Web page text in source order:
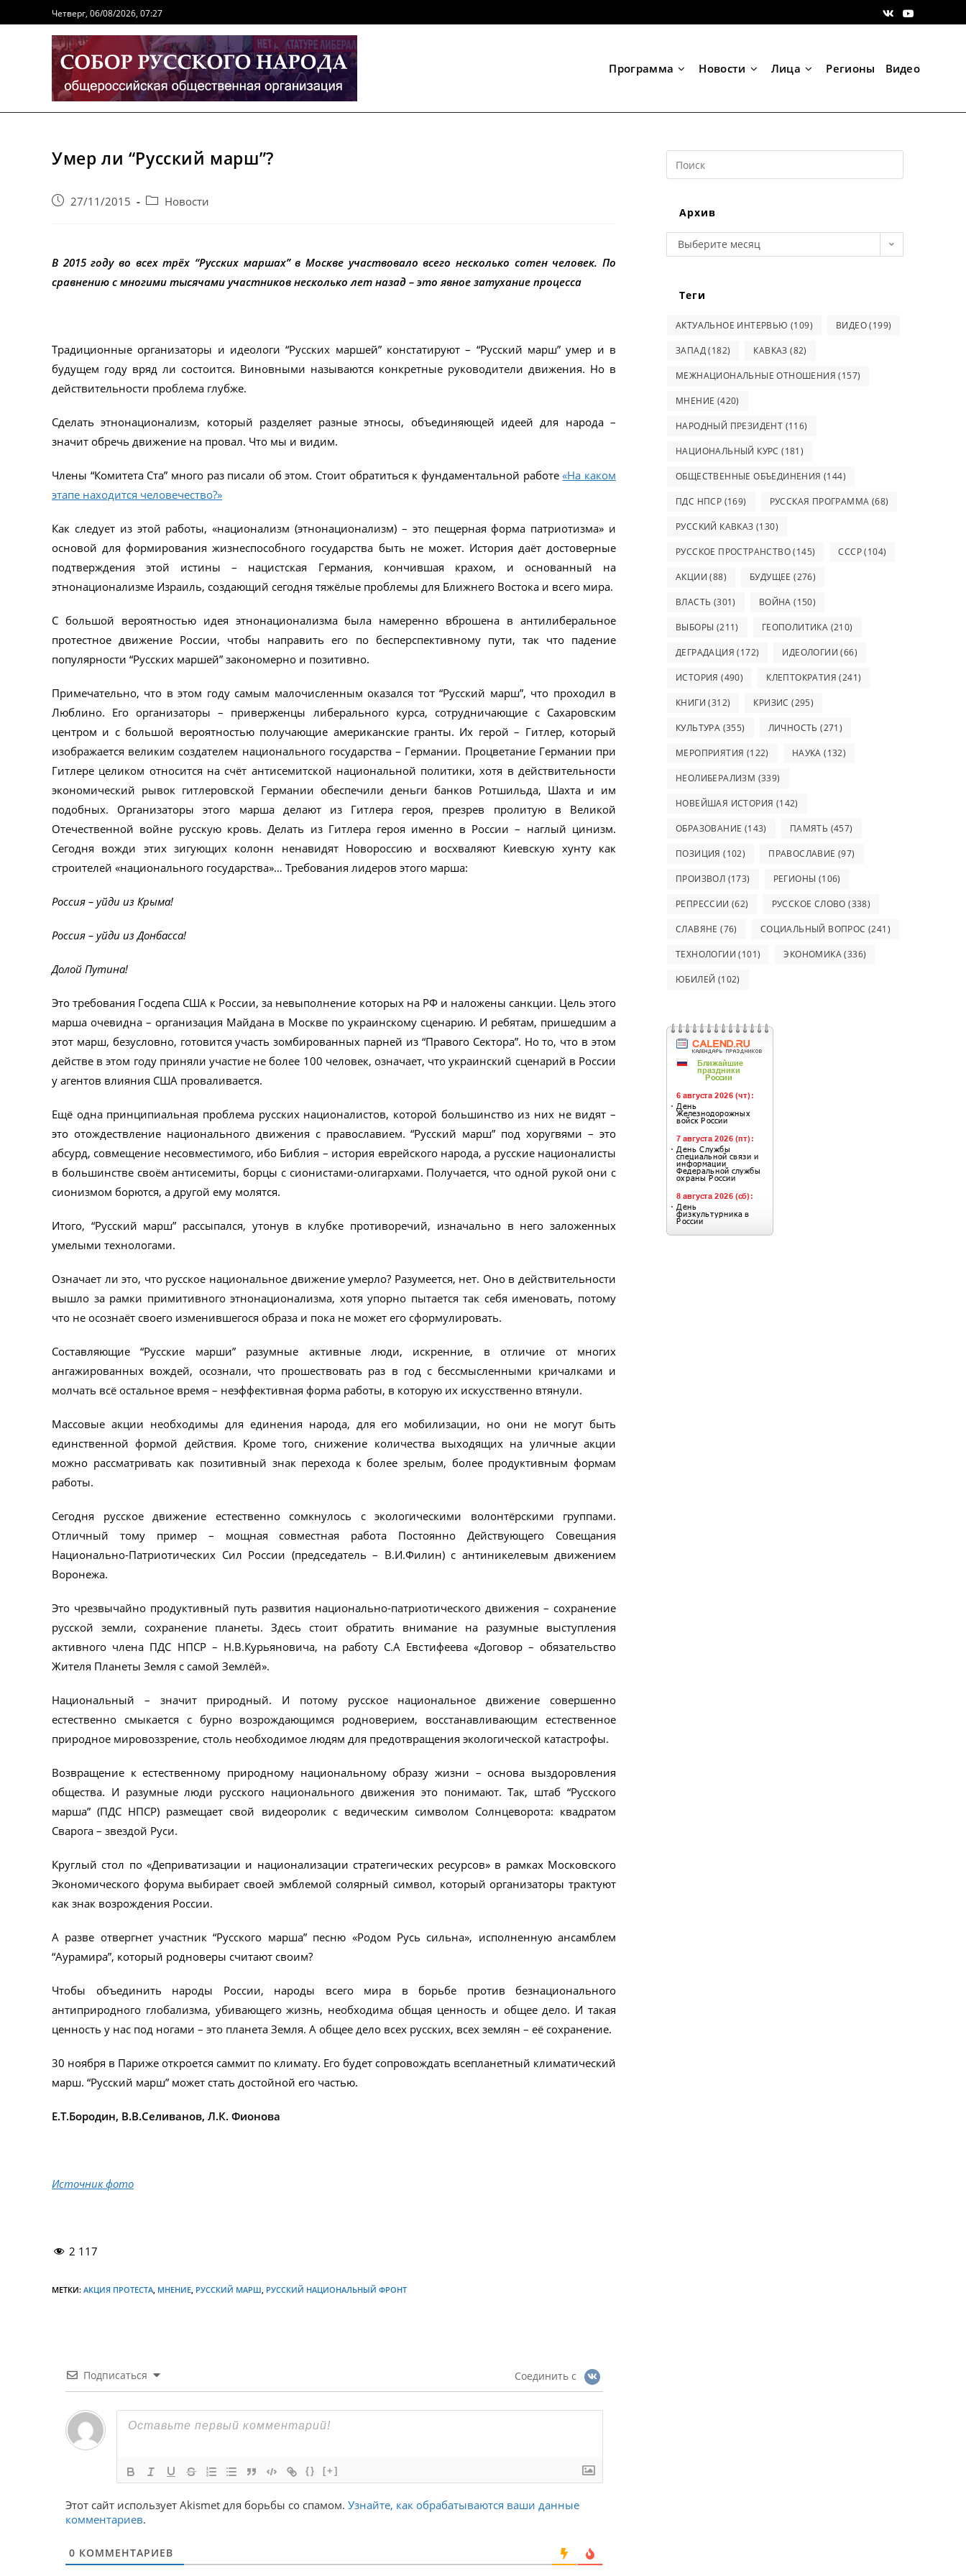
к
содержимому
Четверг, 06/08/2026, 07:27
Программа Новости Лица Регионы Видео
Умер ли “Русский марш”?
Запись27/11/2015
Post Новости
В 2015 году во всех трёх “Русских маршах” в Москве участвовало всего несколько сотен человек. По
сравнению с многими тысячами участников несколько лет назад – это явное затухание процесса
Традиционные организаторы и идеологи “Русских маршей” констатируют – “Русский марш” умер и в
будущем году вряд ли состоится. Виновными называются конкретные руководители движения. Но в
действительности проблема глубже.
Сделать этнонационализм, который разделяет разные этносы, объединяющей идеей для народа –
значит обречь движение на провал. Что мы и видим.
Члены “Комитета Ста” много раз писали об этом. Стоит обратиться к фундаментальной работе«На каком
этапе находится человечество?»
Как следует из этой работы, «национализм (этнонационализм) – это пещерная форма патриотизма» и
основой для формирования жизнеспособного государства быть не может. История даёт достоверные
подтверждения этой истины – нацистская Германия, кончившая крахом, и основанный на
этнонационализме Израиль, создающий сегодня тяжёлые проблемы для Ближнего Востока и всего мира.
С большой вероятностью идея этнонационализма была намеренно вброшена в антилиберальное
протестное движение России, чтобы направить его по бесперспективному пути, так что падение
популярности “Русских маршей” закономерно и позитивно.
Примечательно, что в этом году самым малочисленным оказался тот “Русский марш”, что проходил в
Люблино. Его организаторы – приверженцы либерального курса, сотрудничающие с Сахаровским
центром и с большой вероятностью получающие американские гранты. Их герой – Гитлер, который
изображается великим создателем национального государства – Германии. Процветание Германии при
Гитлере целиком относится на счёт антисемитской национальной политики, хотя в действительности
экономический рывок гитлеровской Германии обеспечили деньги банков Ротшильда, Шахта и им
подобных. Организаторы этого марша делают из Гитлера героя, презрев пролитую в Великой
Отечественной войне русскую кровь. Делать из Гитлера героя именно в России – наглый цинизм.
Сегодня вожди этих зигующих колонн ненавидят Новороссию и восхваляют Киевскую хунту как
строителей «национального государства»… Требования лидеров этого марша:
Россия – уйди из Крыма!
Россия – уйди из Донбасса!
Долой Путина!
Это требования Госдепа США к России, за невыполнение которых на РФ и наложены санкции. Цель этого
марша очевидна – организация Майдана в Москве по украинскому сценарию. И ребятам, пришедшим а
этот марш, безусловно, готовится участь зомбированных парней из “Правого Сектора”. Но то, что в этом
действе в этом году приняли участие не более 100 человек, означает, что украинский сценарий в России
у агентов влияния США проваливается.
Ещё одна принципиальная проблема русских националистов, которой большинство из них не видят –
это отождествление национального движения с православием. “Русский марш” под хоругвями – это
абсурд, совмещение несовместимого, ибо Библия – история еврейского народа, а русские националисты
в большинстве своём антисемиты, борцы с сионистами-олигархами. Получается, что одной рукой они с
сионизмом борются, а другой ему молятся.
Итого, “Русский марш” рассыпался, утонув в клубке противоречий, изначально в него заложенных
умелыми технологами.
Означает ли это, что русское национальное движение умерло? Разумеется, нет. Оно в действительности
вышло за рамки примитивного этнонационализма, хотя упорно пытается так себя именовать, потому
что не осознаёт своего изменившегося образа и пока не может его сформулировать.
Составляющие “Русские марши” разумные активные люди, искренние, в отличие от многих
ангажированных вождей, осознали, что прошествовать раз в год с бессмысленными кричалками и
молчать всё остальное время – неэффективная форма работы, в которую их искусственно втянули.
Массовые акции необходимы для единения народа, для его мобилизации, но они не могут быть
единственной формой действия. Кроме того, снижение количества выходящих на уличные акции
можно рассматривать как позитивный знак перехода к более зрелым, более продуктивным формам
работы.
Сегодня русское движение естественно сомкнулось с экологическими волонтёрскими группами.
Отличный тому пример – мощная совместная работа Постоянно Действующего Совещания
Национально-Патриотических Сил России (председатель – В.И.Филин) с антиникелевым движением
Воронежа.
Это чрезвычайно продуктивный путь развития национально-патриотического движения – сохранение
русской земли, сохранение планеты. Здесь стоит обратить внимание на разумные выступления
активного члена ПДС НПСР – Н.В.Курьяновича, на работу С.А Евстифеева «Договор – обязательство
Жителя Планеты Земля с самой Землёй».
Национальный – значит природный. И потому русское национальное движение совершенно
естественно смыкается с бурно возрождающимся родноверием, восстанавливающим естественное
природное мировоззрение, столь необходимое людям для предотвращения экологической катастрофы.
Возвращение к естественному природному национальному образу жизни – основа выздоровления
общества. И разумные люди русского национального движения это понимают. Так, штаб “Русского
марша” (ПДС НПСР) размещает свой видеоролик с ведическим символом Солнцеворота: квадратом
Сварога – звездой Руси.
Круглый стол по «Деприватизации и национализации стратегических ресурсов» в рамках Московского
Экономического форума выбирает своей эмблемой солярный символ, который организаторы трактуют
как знак возрождения России.
А разве отвергнет участник “Русского марша” песню «Родом Русь сильна», исполненную ансамблем
“Аурамира”, который родноверы считают своим?
Чтобы объединить народы России, народы всего мира в борьбе против безнационального
антиприродного глобализма, убивающего жизнь, необходима общая ценность и общее дело. И такая
ценность у нас под ногами – это планета Земля. А общее дело всех русских, всех землян – её сохранение.
30 ноября в Париже откроется саммит по климату. Его будет сопровождать всепланетный климатический
марш. “Русский марш” может стать достойной его частью.
Е.Т.Бородин, В.В.Селиванов, Л.К. Фионова
Источник фото
2 117
МЕТКИ: АКЦИЯ ПРОТЕСТА, МНЕНИЕ, РУССКИЙ МАРШ, РУССКИЙ НАЦИОНАЛЬНЫЙ ФРОНТ
Подписаться Соединить с
{} [+]
Этот сайт использует Akismet для борьбы со спамом. Узнайте, как обрабатываются ваши данные
комментариев.
0 КОММЕНТАРИЕВ
Search
this
Архив
Архив
Выберите месяц
Теги
АКТУАЛЬНОЕ ИНТЕРВЬЮ (109) ВИДЕО(199)
ЗАПАД(182) КАВКАЗ (82)
МЕЖНАЦИОНАЛЬНЫЕ ОТНОШЕНИЯ (157)
МНЕНИЕ (420)
НАРОДНЫЙ ПРЕЗИДЕНТ (116)
НАЦИОНАЛЬНЫЙ КУРС (181)
ОБЩЕСТВЕННЫЕ ОБЪЕДИНЕНИЯ (144)
ПДС НПСР (169) РУССКАЯ ПРОГРАММА (68)
РУССКИЙ КАВКАЗ (130)
РУССКОЕ ПРОСТРАНСТВО(145) СССР(104)
АКЦИИ (88) БУДУЩЕЕ (276)
ВЛАСТЬ (301) ВОЙНА (150)
ВЫБОРЫ (211) ГЕОПОЛИТИКА (210)
ДЕГРАДАЦИЯ (172) ИДЕОЛОГИИ (66)
ИСТОРИЯ (490) КЛЕПТОКРАТИЯ (241)
КНИГИ (312) КРИЗИС (295)
КУЛЬТУРА (355) ЛИЧНОСТЬ (271)
МЕРОПРИЯТИЯ (122) НАУКА (132)
НЕОЛИБЕРАЛИЗМ (339)
НОВЕЙШАЯ ИСТОРИЯ (142)
ОБРАЗОВАНИЕ (143) ПАМЯТЬ (457)
ПОЗИЦИЯ (102) ПРАВОСЛАВИЕ (97)
ПРОИЗВОЛ (173) РЕГИОНЫ (106)
РЕПРЕССИИ (62) РУССКОЕ СЛОВО (338)
СЛАВЯНЕ (76) СОЦИАЛЬНЫЙ ВОПРОС (241)
ТЕХНОЛОГИИ (101) ЭКОНОМИКА(336)
ЮБИЛЕЙ (102)